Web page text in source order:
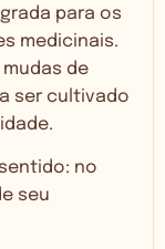
para os
medicinais.
de
ser cultivado
no
seu